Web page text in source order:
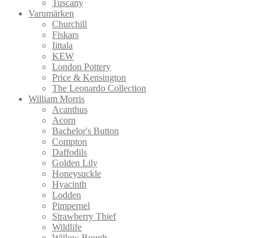
Tuscany
Varumärken
Churchill
Fiskars
Iittala
KEW
London Pottery
Price & Kensington
The Leonardo Collection
William Morris
Acanthus
Acorn
Bachelor's Button
Compton
Daffodils
Golden Lily
Honeysuckle
Hyacinth
Lodden
Pimpernel
Strawberry Thief
Wildlife